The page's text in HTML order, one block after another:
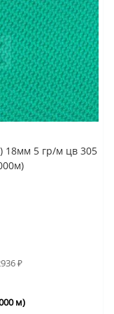
18мм 5 гр/м цв 305
₽
м)